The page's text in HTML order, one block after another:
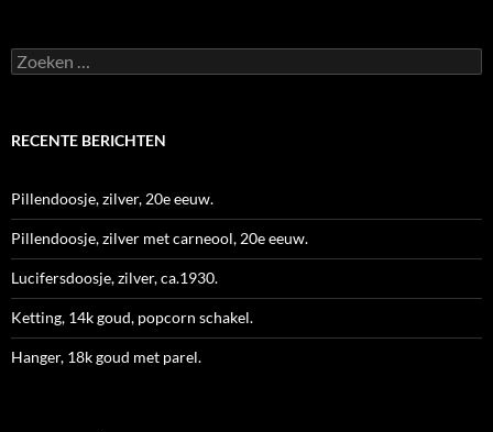
Zoeken
naar:
RECENTE BERICHTEN
Pillendoosje, zilver, 20e eeuw.
Pillendoosje, zilver met carneool, 20e eeuw.
Lucifersdoosje, zilver, ca.1930.
Ketting, 14k goud, popcorn schakel.
Hanger, 18k goud met parel.